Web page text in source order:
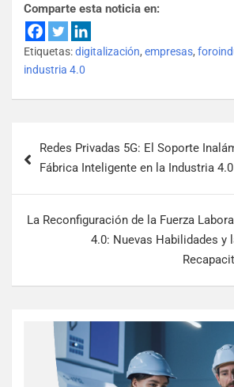
Comparte esta noticia en:
Etiquetas:digitalización, empresas,
industria 4.0
Redes Privadas 5G: El Soporte
Fábrica Inteligente en la Industria 4.0
La Reconfiguración de la Fuerza
4.0: Nuevas Habilidades y